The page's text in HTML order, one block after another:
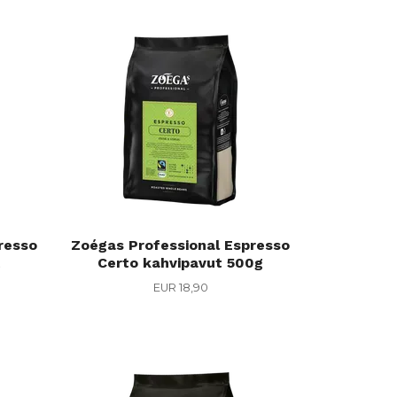
Zoégas Professional Espresso
Certo kahvipavut 500g
EUR 18,90